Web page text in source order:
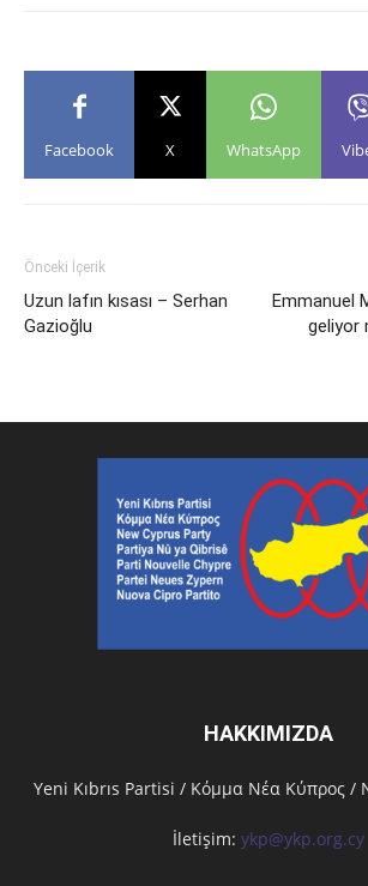
Facebook X WhatsApp
Önceki İçerik
Uzun lafın kısası – Serhan
Gazioğlu
Emmanuel
geliyor
HAKKIMIZDA
Υeni Kıbrıs Partisi / Κόμμα Νέα Κύπρος /
İletişim: ykp@ykp.org.cy